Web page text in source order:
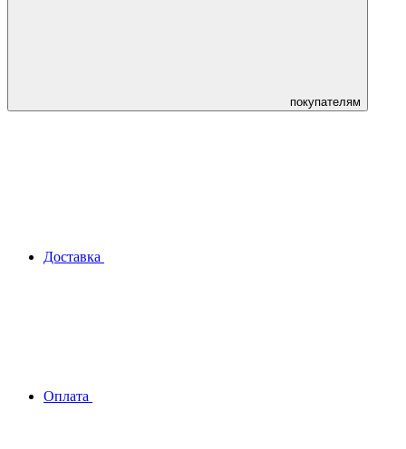
покупателям
Доставка
Оплата